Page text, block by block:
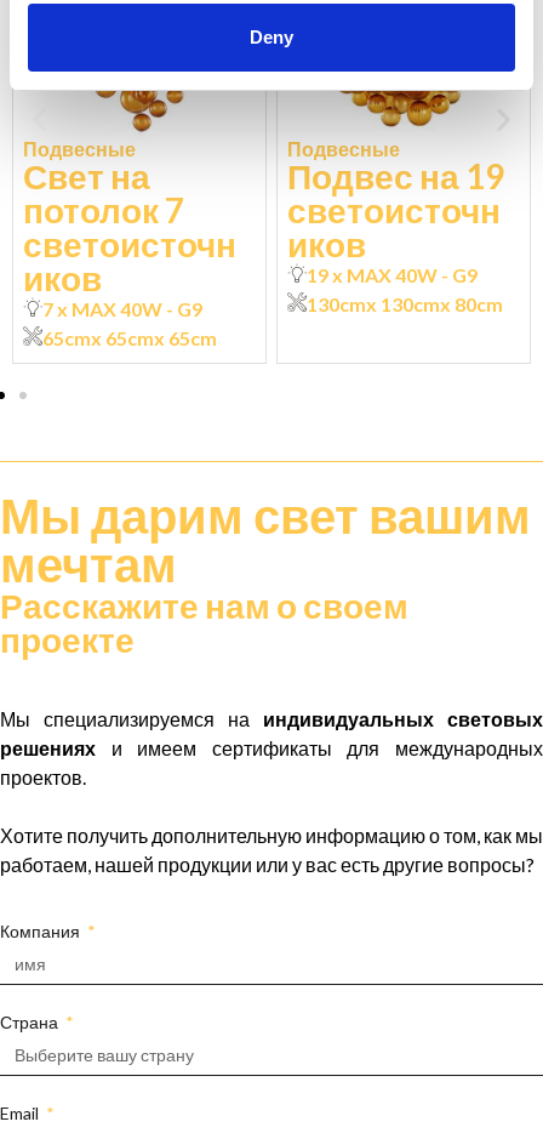
Deny
Подвесные
Свет на
потолок 7
светоисточн
иков
7 x MAX 40W - G9
65cmx 65cmx 65cm
Подвесные
Подвес на 19
светоисточн
иков
19 x MAX 40W - G9
130cmx 130cmx 80cm
Мы дарим свет вашим
мечтам
Расскажите нам о своем
проекте
Мы специализируемся на индивидуальных световых
решениях и имеем сертификаты для международных
проектов.
Хотите получить дополнительную информацию о том, как мы
работаем, нашей продукции или у вас есть другие вопросы?
Компания
Страна
Email